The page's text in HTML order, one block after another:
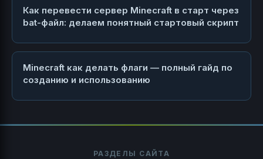
Как перевести сервер Minecraft в старт через
bat-файл: делаем понятный стартовый скрипт
Minecraft как делать флаги — полный гайд по
созданию и использованию
РАЗДЕЛЫ САЙТА